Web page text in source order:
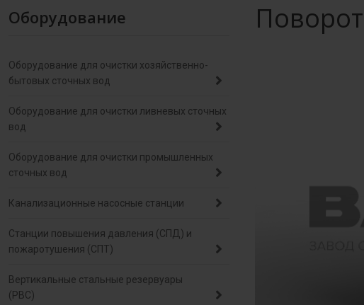
Оборудование
Оборудование для очистки хозяйственно-
бытовых сточных вод
Оборудование для очистки ливневых сточных
вод
Оборудование для очистки промышленных
сточных вод
Канализационные насосные станции
Станции повышения давления (СПД) и
пожаротушения (СПТ)
Вертикальные стальные резервуары
(РВС)